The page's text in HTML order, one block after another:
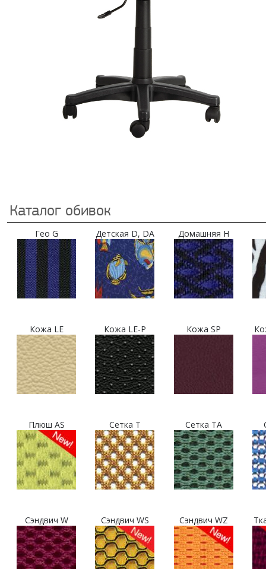
Каталог обивок
Гео G Детская D, DA Домашняя H
Кожа LE Кожа LE-P Кожа SP
Плюш AS Сетка T Сетка TA
Сэндвич W Сэндвич WS Сэндвич WZ